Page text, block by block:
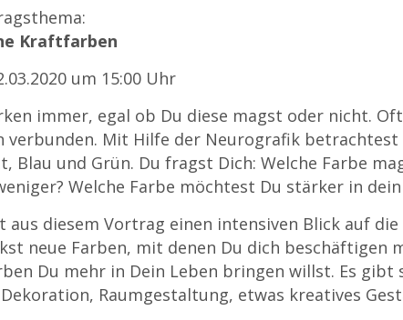
Kraftfarben
um 15:00 Uhr
immer, egal ob Du diese magst oder nicht.
verbunden. Mit Hilfe der Neurografik betrachtest
Blau und Grün. Du fragst Dich: Welche Farbe
Welche Farbe möchtest Du stärker in
aus diesem Vortrag einen intensiven Blick auf
neue Farben, mit denen Du dich beschäftigen
Du mehr in Dein Leben bringen willst. Es gibt
Raumgestaltung, etwas kreatives